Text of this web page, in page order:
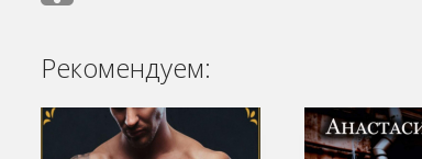
Рекомендуем: